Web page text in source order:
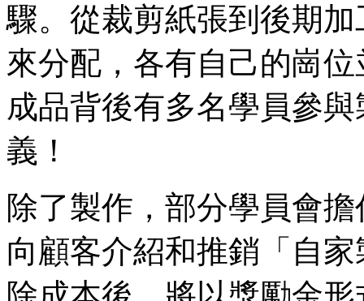
驟。從裁剪紙張到後期
來分配，各有自己的崗
成品背後有多名學員參
義！
除了製作，部分學員會
向顧客介紹和推銷「自